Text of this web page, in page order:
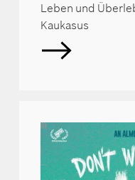
Leben und
Kaukasus